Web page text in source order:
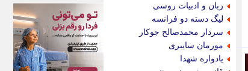
زبان و ادبیات روسی
لیگ دسته دو فرانسه
سردار محمدصالح جوکار
مورمان سایبری
یادواره شهدا
اکوفارس
اکونگار
اکونیوز
الف
انتشار آنلاین